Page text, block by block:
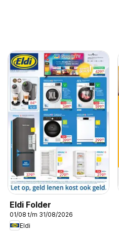
Eldi Folder
01/08 t/m 31/08/2026
Eldi